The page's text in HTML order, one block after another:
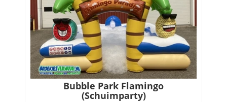
Bubble Park Flamingo
(Schuimparty)